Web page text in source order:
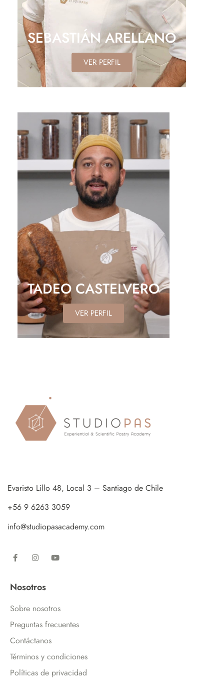
SEBASTIÁN ARELLANO
VER PERFIL
TADEO CASTELVERO
VER PERFIL
Evaristo Lillo 48, Local 3 – Santiago de Chile
+56 9 6263 3059
info@studiopasacademy.com
Nosotros
Sobre nosotros
Preguntas frecuentes
Contáctanos
Términos y condiciones
Políticas de privacidad